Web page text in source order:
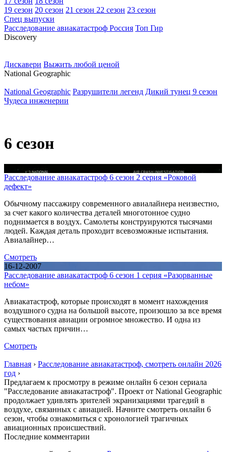
19 сезон 20 сезон 21 сезон 22 сезон 23 сезон
Спец выпуски
Расследование авиакатастроф Россия Топ Гир
Discovery
Дискавери Выжить любой ценой
National Geographic
National Geographic Разрушители легенд Дикий тунец 9 сезон
Чудеса инженерии
6 сезон
16-12-2007
Расследование авиакатастроф 6 сезон 2 серия «Роковой
дефект»
Обычному пассажиру современного авиалайнера неизвестно,
за счет какого количества деталей многотонное судно
поднимается в воздух. Самолеты конструируются тысячами
людей. Каждая деталь проходит всевозможные испытания.
Авиалайнер…
Смотреть
16-12-2007
Расследование авиакатастроф 6 сезон 1 серия «Разорванные
небом»
Авиакатастроф, которые происходят в момент нахождения
воздушного судна на большой высоте, произошло за все время
существования авиации огромное множество. И одна из
самых частых причин…
Смотреть
Главная › Расследование авиакатастроф, смотреть онлайн 2026
год ›
Предлагаем к просмотру в режиме онлайн 6 сезон сериала
"Расследование авиакатастроф". Проект от National Geographic
продолжает удивлять зрителей экранизациями трагедий в
воздухе, связанных с авиацией. Начните смотреть онлайн 6
сезон, чтобы ознакомиться с хронологией трагичных
авиационных происшествий.
Последние комментарии